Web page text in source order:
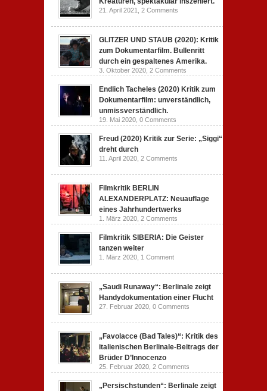
21. April 2021, 2 Comments
GLITZER UND STAUB (2020): Kritik
zum Dokumentarfilm. Bullenritt
durch ein gespaltenes Amerika.
3. Oktober 2020, 2 Comments
Endlich Tacheles (2020) Kritik zum
Dokumentarfilm: unverständlich,
unmissverständlich.
19. Mai 2020, 0 Comments
Freud (2020) Kritik zur Serie: „Siggi“
dreht durch
11. April 2020, 2 Comments
Filmkritik BERLIN
ALEXANDERPLATZ: Neuauflage
eines Jahrhundertwerks
1. März 2020, 2 Comments
Filmkritik SIBERIA: Die Geister
tanzen weiter
1. März 2020, 1 Comment
„Saudi Runaway“: Berlinale zeigt
Handydokumentation einer Flucht
27. Februar 2020, 0 Comments
„Favolacce (Bad Tales)“: Kritik des
italienischen Berlinale-Beitrags der
Brüder D’Innocenzo
25. Februar 2020, 2 Comments
„Persischstunden“: Berlinale zeigt